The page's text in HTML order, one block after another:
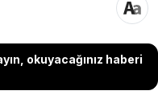
okuyacağınız haberi